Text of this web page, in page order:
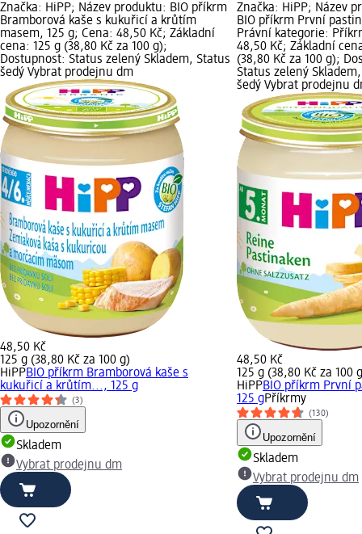
Značka: HiPP; Název produktu: BIO příkrm
Bramborová kaše s kukuřicí a krůtím
masem, 125 g; Cena: 48,50 Kč; Základní
cena: 125 g (38,80 Kč za 100 g);
Dostupnost: Status zelený Skladem, Status
šedý Vybrat prodejnu dm
48,50 Kč
125 g (38,80 Kč za 100 g)
HiPPBIO příkrm Bramborová kaše s
kukuřicí a krůtím..., 125 g
(3)
Upozornění
Skladem
Vybrat prodejnu dm
Značka: HiPP; Název
BIO příkrm První
Právní kategorie:
48,50 Kč; Základní
(38,80 Kč za 100 g);
Status zelený
šedý Vybrat prodejnu
48,50 Kč
125 g (38,80 Kč za 100
HiPPBIO příkrm První
125 gPříkrmy
(130)
Upozornění
Skladem
Vybrat prodejnu dm